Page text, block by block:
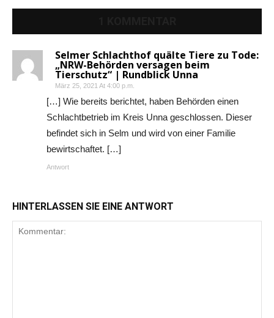
Selmer Schlachthof quälte Tiere zu Tode:
„NRW-Behörden versagen beim
Tierschutz“ | Rundblick Unna
März 25, 2021 At 4:00 p.m.
[…] Wie bereits berichtet, haben Behörden einen
Schlachtbetrieb im Kreis Unna geschlossen. Dieser
befindet sich in Selm und wird von einer Familie
bewirtschaftet. […]
Antwort
HINTERLASSEN SIE EINE ANTWORT